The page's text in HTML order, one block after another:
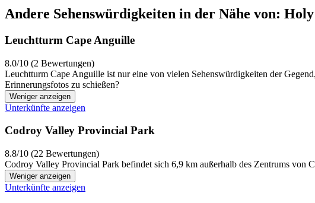
Andere Sehenswürdigkeiten in der Nähe von:
Leuchtturm Cape Anguille
8.0/10 (2 Bewertungen)
Leuchtturm Cape Anguille ist nur eine von vielen Sehenswürdigkeiten der
Erinnerungsfotos zu schießen?
Weniger anzeigen
Unterkünfte anzeigen
Codroy Valley Provincial Park
8.8/10 (22 Bewertungen)
Codroy Valley Provincial Park befindet sich 6,9 km außerhalb des Zentrums von
Weniger anzeigen
Unterkünfte anzeigen